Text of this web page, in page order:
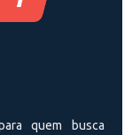
quem busca